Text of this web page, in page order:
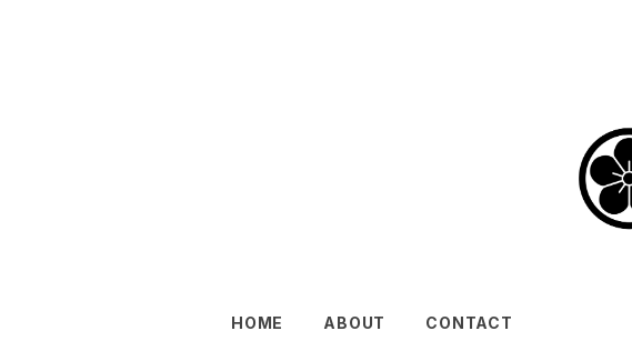
HOME ABOUT CONTACT